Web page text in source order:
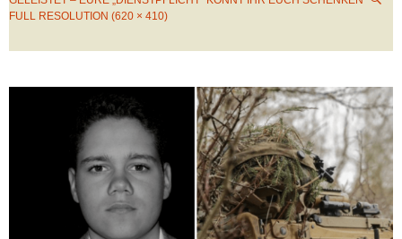
FULL RESOLUTION (620 × 410)